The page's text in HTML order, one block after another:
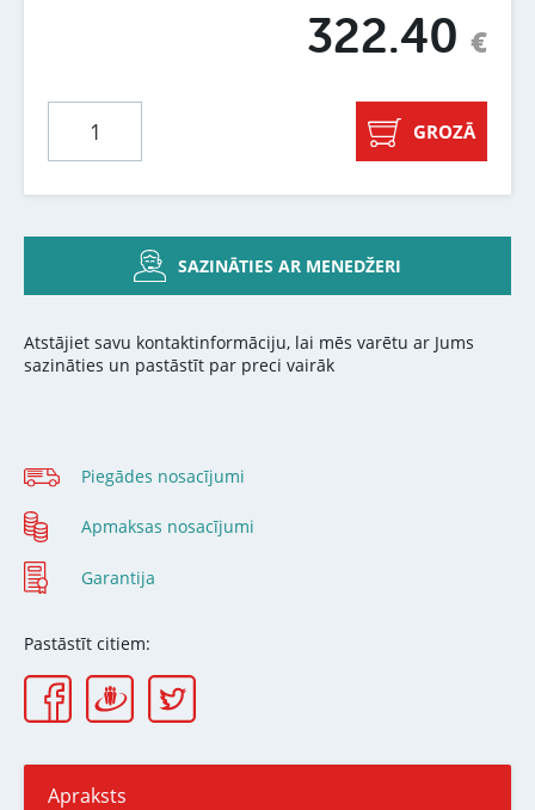
322.40 €
GROZĀ
SAZINĀTIES AR MENEDŽERI
Atstājiet savu kontaktinformāciju, lai mēs varētu ar Jums
sazināties un pastāstīt par preci vairāk
Piegādes nosacījumi
Apmaksas nosacījumi
Garantija
Pastāstīt citiem:
Apraksts